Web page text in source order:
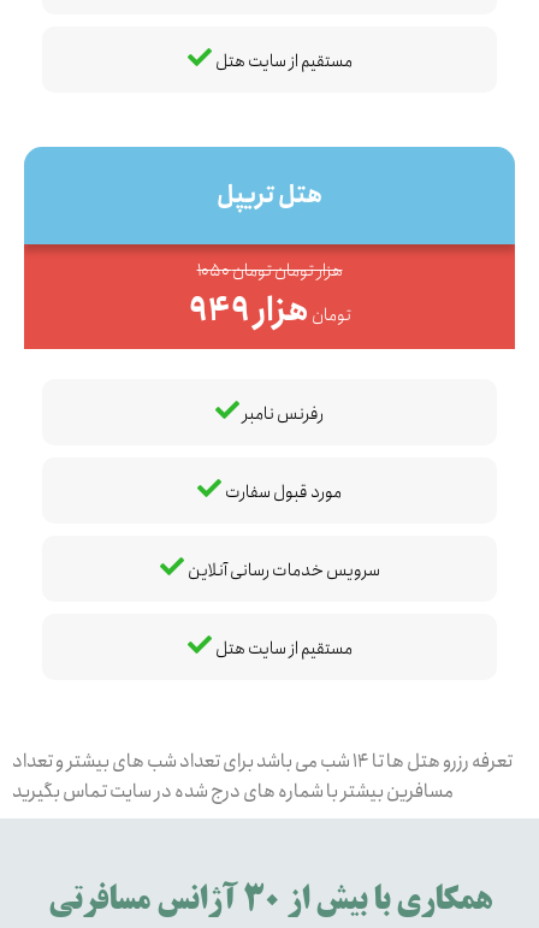
مستقیم از سایت هتل
هتل تریپل
1050 هزار تومان تومان
949 هزار تومان
رفرنس نامبر
مورد قبول سفارت
سرویس خدمات رسانی آنلاین
مستقیم از سایت هتل
تعرفه رزرو هتل ها تا 14 شب می باشد برای تعداد شب های بیشتر و تعداد
مسافرین بیشتر با شماره های درج شده در سایت تماس بگیرید
همکاری با بیش از 30 آژانس مسافرتی